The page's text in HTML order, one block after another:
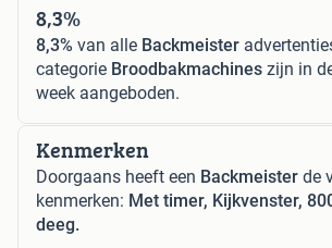
8,3%
8,3% van alle Backmeister
categorie Broodbakmachines zijn in
week aangeboden.
Kenmerken
Doorgaans heeft een Backmeister de
kenmerken: Met timer, Kijkvenster,
deeg.